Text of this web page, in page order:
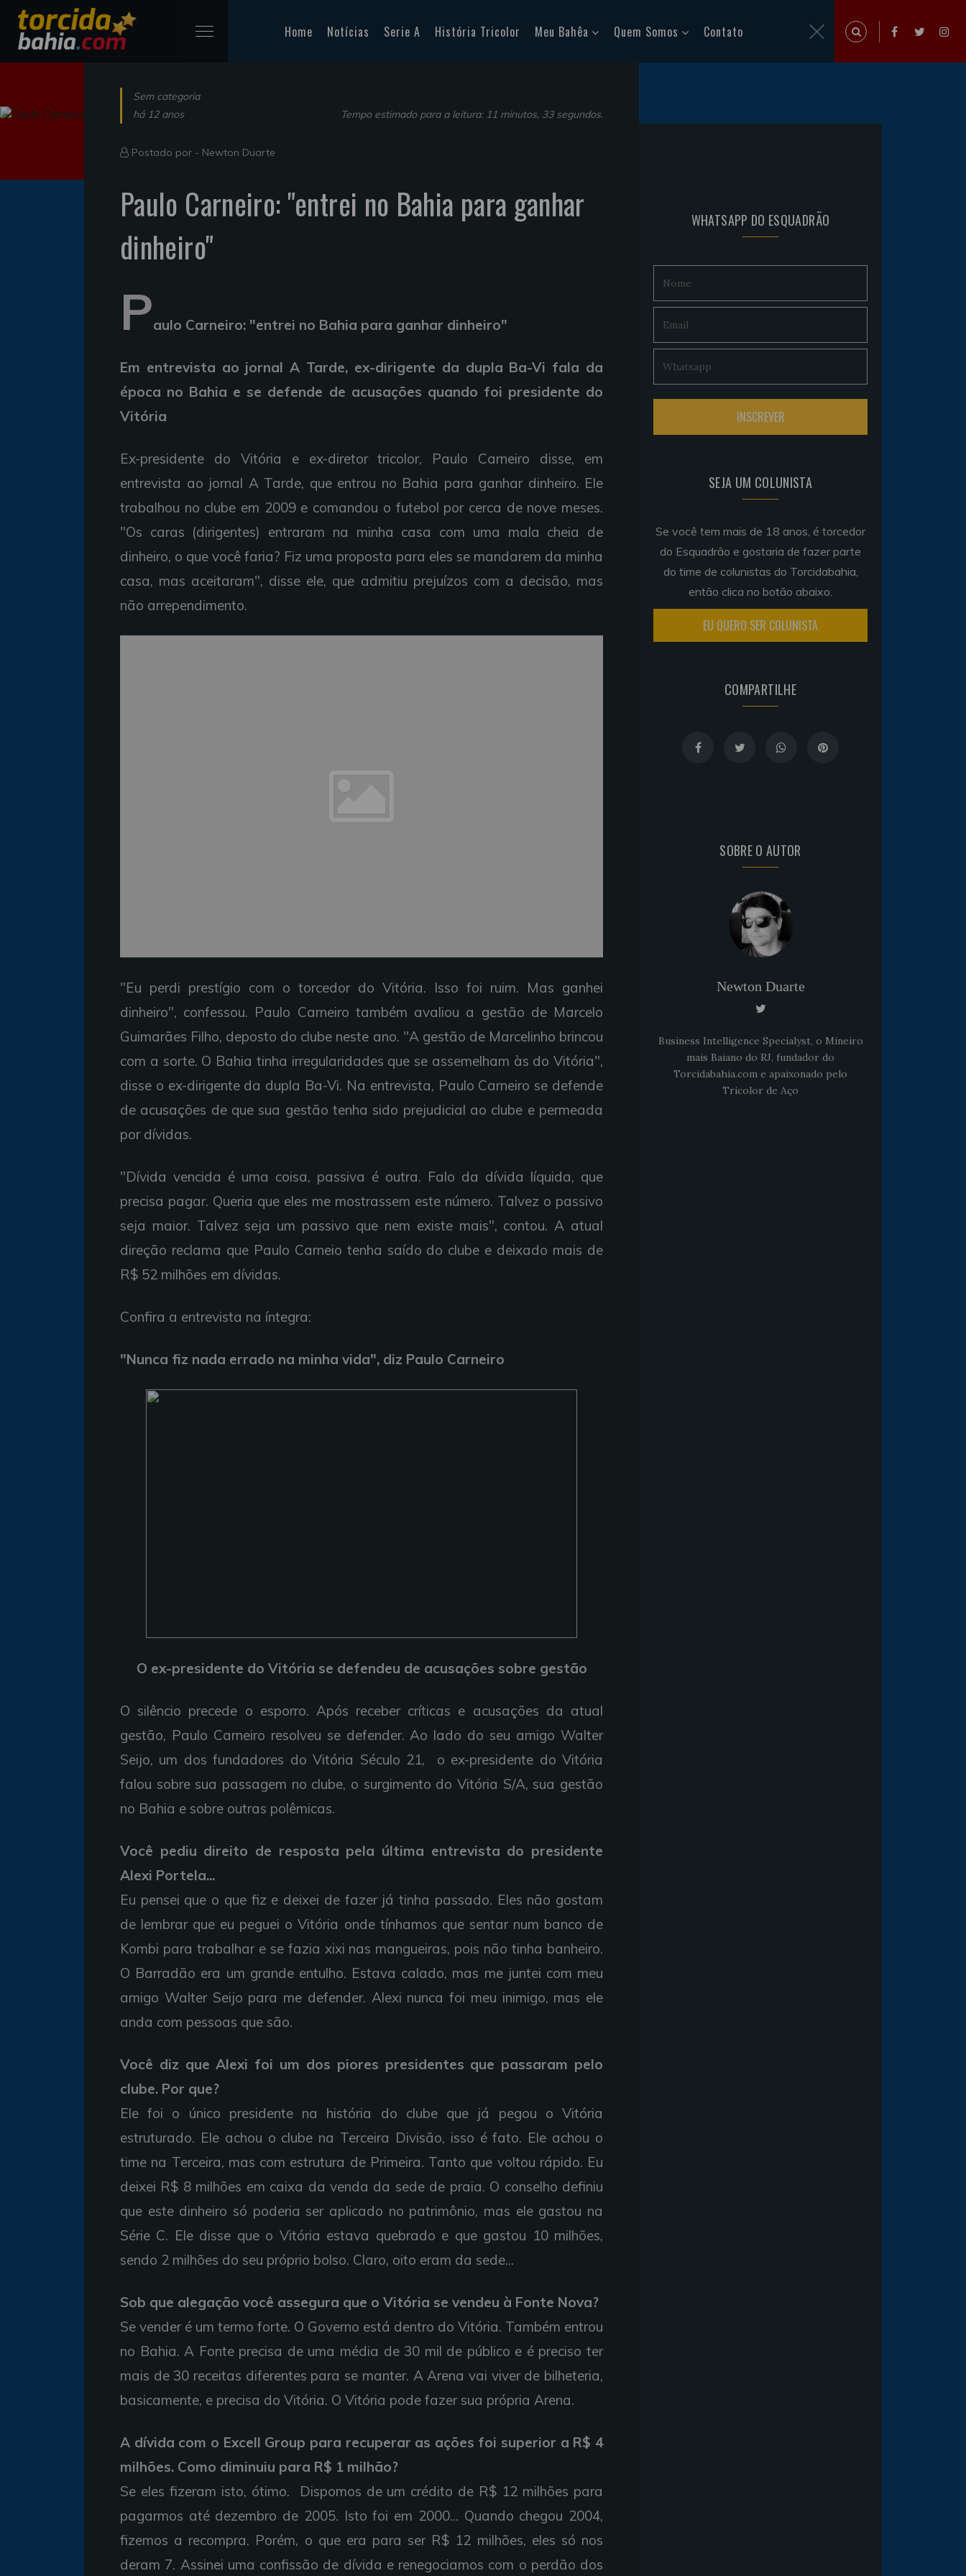
Home Notícias Serie A História Tricolor Meu Bahêa Quem Somos Contato
Sem categoria
há 12 anos
Tempo estimado para a leitura: 11 minutos, 33 segundos.
Postado por - Newton Duarte
Paulo Carneiro: "entrei no Bahia para ganhar
dinheiro"
Paulo Carneiro: "entrei no Bahia para ganhar dinheiro"
Em entrevista ao jornal A Tarde, ex-dirigente da dupla Ba-Vi fala da
época no Bahia e se defende de acusações quando foi presidente do
Vitória
Ex-presidente do Vitória e ex-diretor tricolor, Paulo Carneiro disse, em
entrevista ao jornal A Tarde, que entrou no Bahia para ganhar dinheiro. Ele
trabalhou no clube em 2009 e comandou o futebol por cerca de nove meses.
"Os caras (dirigentes) entraram na minha casa com uma mala cheia de
dinheiro, o que você faria? Fiz uma proposta para eles se mandarem da minha
casa, mas aceitaram", disse ele, que admitiu prejuízos com a decisão, mas
não arrependimento.
"Eu perdi prestígio com o torcedor do Vitória. Isso foi ruim. Mas ganhei
dinheiro", confessou. Paulo Carneiro também avaliou a gestão de Marcelo
Guimarães Filho, deposto do clube neste ano. "A gestão de Marcelinho brincou
com a sorte. O Bahia tinha irregularidades que se assemelham às do Vitória",
disse o ex-dirigente da dupla Ba-Vi. Na entrevista, Paulo Carneiro se defende
de acusações de que sua gestão tenha sido prejudicial ao clube e permeada
por dívidas.
"Dívida vencida é uma coisa, passiva é outra. Falo da dívida líquida, que
precisa pagar. Queria que eles me mostrassem este número. Talvez o passivo
seja maior. Talvez seja um passivo que nem existe mais", contou. A atual
direção reclama que Paulo Carneio tenha saído do clube e deixado mais de
R$ 52 milhões em dívidas.
Confira a entrevista na íntegra:
"Nunca fiz nada errado na minha vida", diz Paulo Carneiro
O ex-presidente do Vitória se defendeu de acusações sobre gestão
O silêncio precede o esporro. Após receber críticas e acusações da atual
gestão, Paulo Carneiro resolveu se defender. Ao lado do seu amigo Walter
Seijo, um dos fundadores do Vitória Século 21, o ex-presidente do Vitória
falou sobre sua passagem no clube, o surgimento do Vitória S/A, sua gestão
no Bahia e sobre outras polêmicas.
Você pediu direito de resposta pela última entrevista do presidente
Alexi Portela...
Eu pensei que o que fiz e deixei de fazer já tinha passado. Eles não gostam
de lembrar que eu peguei o Vitória onde tínhamos que sentar num banco de
Kombi para trabalhar e se fazia xixi nas mangueiras, pois não tinha banheiro.
O Barradão era um grande entulho. Estava calado, mas me juntei com meu
amigo Walter Seijo para me defender. Alexi nunca foi meu inimigo, mas ele
anda com pessoas que são.
Você diz que Alexi foi um dos piores presidentes que passaram pelo
clube. Por que?
Ele foi o único presidente na história do clube que já pegou o Vitória
estruturado. Ele achou o clube na Terceira Divisão, isso é fato. Ele achou o
time na Terceira, mas com estrutura de Primeira. Tanto que voltou rápido. Eu
deixei R$ 8 milhões em caixa da venda da sede de praia. O conselho definiu
que este dinheiro só poderia ser aplicado no patrimônio, mas ele gastou na
Série C. Ele disse que o Vitória estava quebrado e que gastou 10 milhões,
sendo 2 milhões do seu próprio bolso. Claro, oito eram da sede...
Sob que alegação você assegura que o Vitória se vendeu à Fonte Nova?
Se vender é um termo forte. O Governo está dentro do Vitória. Também entrou
no Bahia. A Fonte precisa de uma média de 30 mil de público e é preciso ter
mais de 30 receitas diferentes para se manter. A Arena vai viver de bilheteria,
basicamente, e precisa do Vitória. O Vitória pode fazer sua própria Arena.
A dívida com o Excell Group para recuperar as ações foi superior a R$ 4
milhões. Como diminuiu para R$ 1 milhão?
Se eles fizeram isto, ótimo. Dispomos de um crédito de R$ 12 milhões para
pagarmos até dezembro de 2005. Isto foi em 2000... Quando chegou 2004,
fizemos a recompra. Porém, o que era para ser R$ 12 milhões, eles só nos
deram 7. Assinei uma confissão de dívida e renegociamos com o perdão dos
WHATSAPP DO ESQUADRÃO
SEJA UM COLUNISTA
Se você tem mais de 18 anos, é torcedor
do Esquadrão e gostaria de fazer parte
do time de colunistas do Torcidabahia,
então clica no botão abaixo.
EU QUERO SER COLUNISTA
COMPARTILHE
SOBRE O AUTOR
Newton Duarte
Business Intelligence Specialyst, o Mineiro
mais Baiano do RJ, fundador do
Torcidabahia.com e apaixonado pelo
Tricolor de Aço